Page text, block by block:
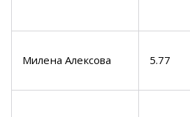
Милена Алексова 5.77